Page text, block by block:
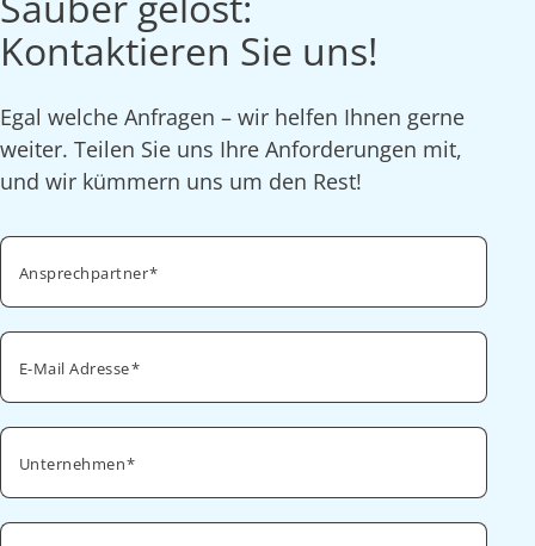
Kontaktieren Sie uns!
Egal welche Anfragen – wir helfen Ihnen gerne
weiter. Teilen Sie uns Ihre Anforderungen mit,
und wir kümmern uns um den Rest!
Ansprechpartner
E-Mail Adresse
Unternehmen